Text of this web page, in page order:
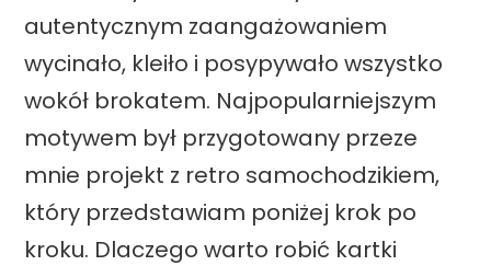
n
y
s
t
r
o
i
autentycznym zaangażowaniem
wycinało, kleiło i posypywało wszystko
wokół brokatem. Najpopularniejszym
motywem był przygotowany przeze
mnie projekt z retro samochodzikiem,
który przedstawiam poniżej krok po
kroku. Dlaczego warto robić kartki